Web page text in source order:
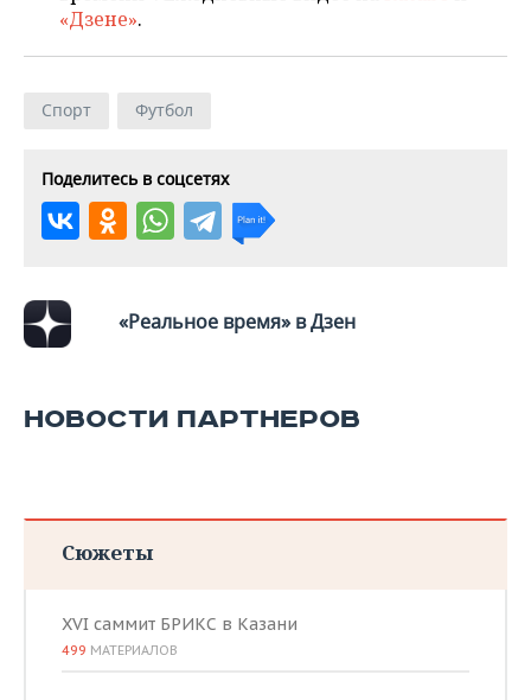
«Дзене».
Спорт Футбол
Поделитесь в соцсетях
«Реальное время» в Дзен
НОВОСТИ ПАРТНЕРОВ
Сюжеты
XVI саммит БРИКС в Казани
499 МАТЕРИАЛОВ